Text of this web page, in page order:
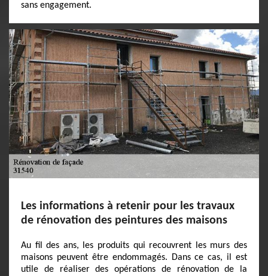
sans engagement.
Les informations à retenir pour les travaux
de rénovation des peintures des maisons
Au fil des ans, les produits qui recouvrent les murs des
maisons peuvent être endommagés. Dans ce cas, il est
utile de réaliser des opérations de rénovation de la